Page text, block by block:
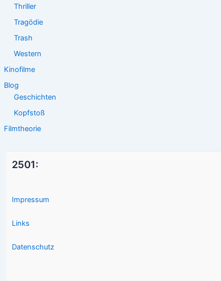
Thriller
Tragödie
Trash
Western
Kinofilme
Blog
Geschichten
Kopfstoß
Filmtheorie
2501:
Impressum
Links
Datenschutz